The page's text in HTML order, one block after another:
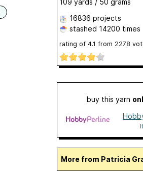
109 yards / 50 grams
16836 projects
stashed 14200 times
rating of 4.1 from 2278
buy this yarn
More from Patricia